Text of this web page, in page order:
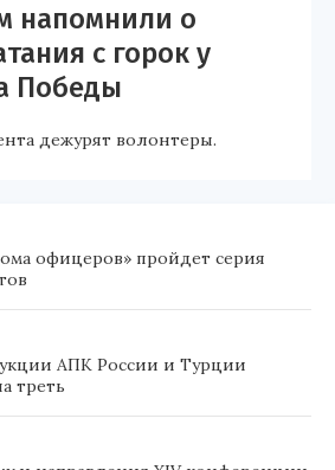
напомнили о
с горок у
Победы
дежурят волонтеры.
офицеров» пройдет серия
АПК России и Турции
треть